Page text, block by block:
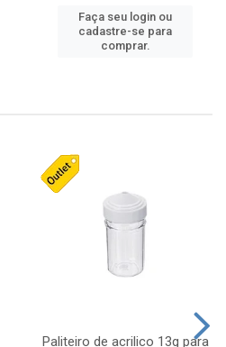
Faça seu login ou
cadastre-se para
comprar.
Paliteiro de acrilico 13g para